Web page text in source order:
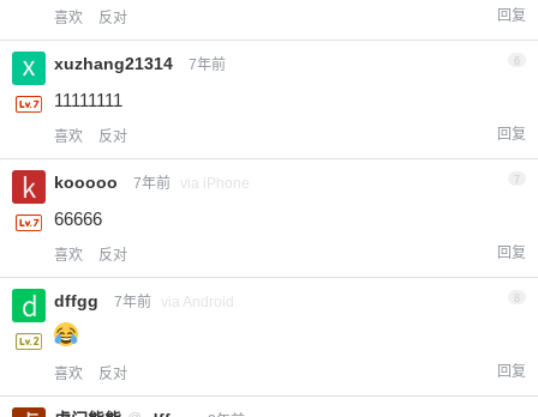
喜欢 反对 回复
xuzhang21314 7年前
11111111
喜欢 反对 回复
kooooo 7年前 via iPhone 7
66666
喜欢 反对 回复
dffgg 7年前 via Android
喜欢 反对 回复